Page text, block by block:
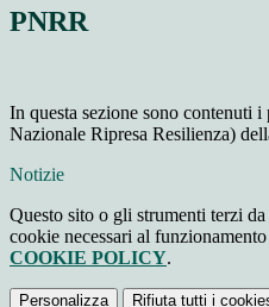
PNRR
In questa sezione sono contenuti
Nazionale Ripresa Resilienza)
Notizie
Questo sito o gli strumenti terzi
cookie necessari al
COOKIE POLICY.
Personalizza Rifiuta tutti i